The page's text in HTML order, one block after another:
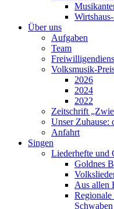
Über uns
Aufgaben
Team
Volksmusik-
2026
2024
2022
Zeitschrift
Unser Zuhause:
Anfahrt
Singen
Liederhefte und
Goldnes
Aus allen
Schwaben